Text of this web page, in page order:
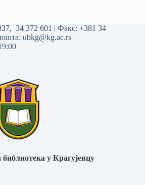
, 34 372 601 | Факс: +381 34
ubkg@kg.ac.rs |
библиотека у Крагујевцу